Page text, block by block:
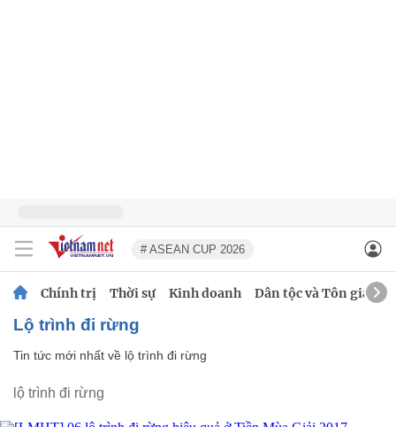
# ASEAN CUP 2026
Chính trị Thời sự Kinh doanh Dân tộc và Tôn giáo
lộ trình đi rừng
Tin tức mới nhất về lộ trình đi rừng
lộ trình đi rừng